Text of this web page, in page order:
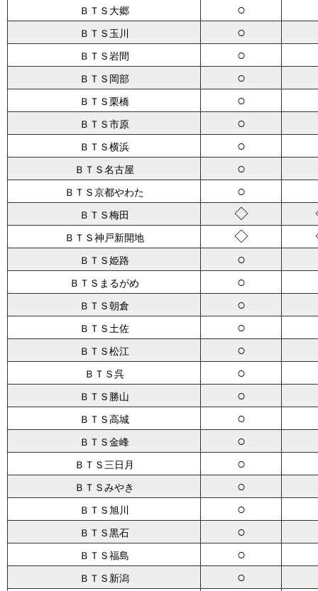
ＢＴＳ大郷 ○
ＢＴＳ玉川 ○
ＢＴＳ岩間 ○
ＢＴＳ岡部 ○
ＢＴＳ栗橋 ○
ＢＴＳ市原 ○
ＢＴＳ横浜 ○
ＢＴＳ名古屋 ○
ＢＴＳ京都やわた ○
ＢＴＳ梅田 ◇
ＢＴＳ神戸新開地 ◇
ＢＴＳ姫路 ○
ＢＴＳまるがめ ○
ＢＴＳ朝倉 ○
ＢＴＳ土佐 ○
ＢＴＳ松江 ○
ＢＴＳ呉 ○
ＢＴＳ勝山 ○
ＢＴＳ高城 ○
ＢＴＳ金峰 ○
ＢＴＳ三日月 ○
ＢＴＳみやき ○
ＢＴＳ旭川 ○
ＢＴＳ黒石 ○
ＢＴＳ福島 ○
ＢＴＳ新潟 ○